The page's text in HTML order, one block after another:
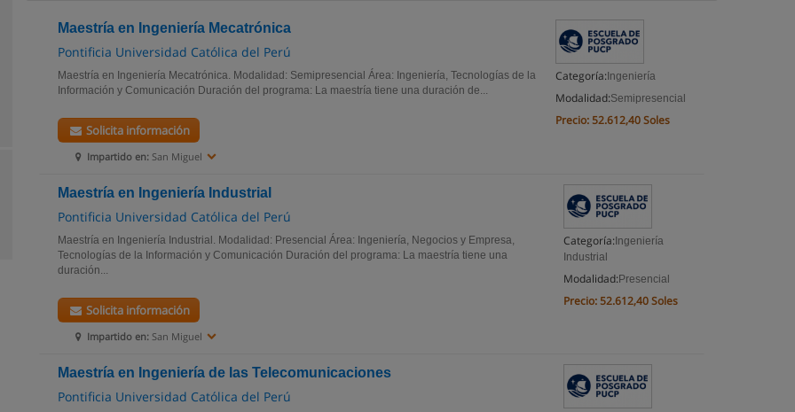
Maestría en Ingeniería Mecatrónica
Pontificia Universidad Católica del Perú
Categoría: Ingeniería
Modalidad:Semipresencial
Precio:52.612,40 Soles
Maestría en Ingeniería Mecatrónica. Modalidad: Semipresencial Área: Ingeniería, Tecnologías de la
Información y Comunicación Duración del programa: La maestría tiene una duración de...
Impartido en: San Miguel
Solicita información
Maestría en Ingeniería Industrial
Pontificia Universidad Católica del Perú
Categoría: Ingeniería
Industrial
Modalidad: Presencial
Precio:52.612,40 Soles
Maestría en Ingeniería Industrial. Modalidad: Presencial Área: Ingeniería, Negocios y Empresa,
Tecnologías de la Información y Comunicación Duración del programa: La maestría tiene una
duración...
Impartido en: San Miguel
Solicita información
Maestría en Ingeniería de las Telecomunicaciones
Pontificia Universidad Católica del Perú